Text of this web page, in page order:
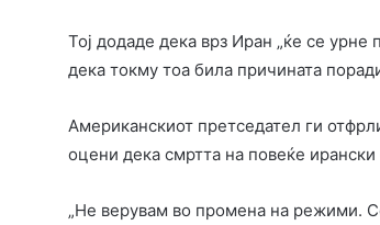
Тој додаде дека врз Иран „ќе се урне
дека токму тоа била причината
Американскиот претседател ги
оцени дека смртта на повеќе
„Не верувам во промена на режими.